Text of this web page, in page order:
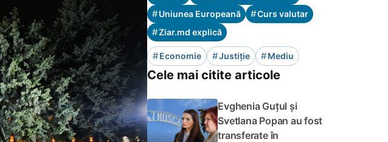
#Uniunea Europeană #Curs valutar
#Ziar.md explică
#Economie #Justiție #Mediu
Cele mai citite articole
Evghenia Guțul și
Svetlana Popan au fost
transferate în